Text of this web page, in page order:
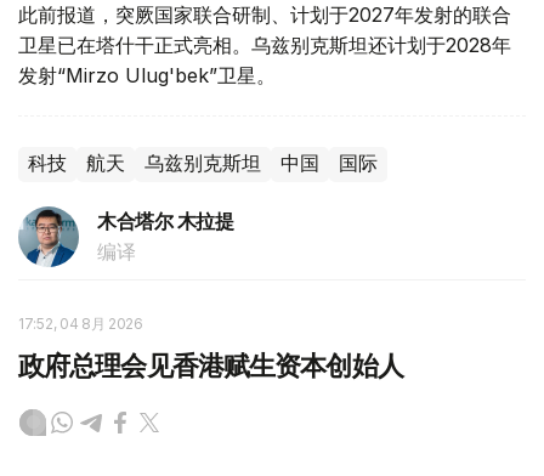
此前报道，突厥国家联合研制、计划于2027年发射的联合
卫星已在塔什干正式亮相。乌兹别克斯坦还计划于2028年
发射“Mirzo Ulug'bek”卫星。
科技 航天 乌兹别克斯坦 中国 国际
木合塔尔 木拉提
编译
17:52, 04 8月 2026
政府总理会见香港赋生资本创始人